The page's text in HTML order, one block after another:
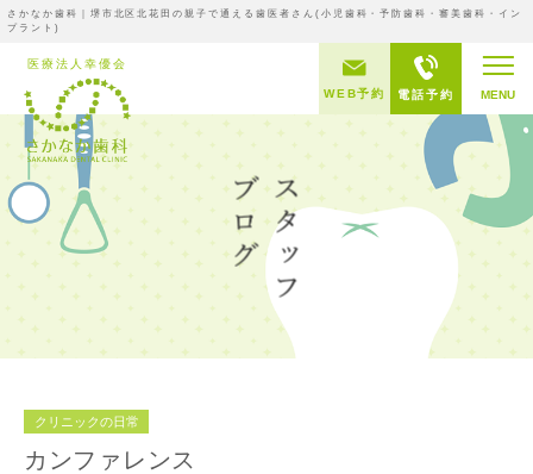
さかなか歯科｜堺市北区北花田の親子で通える歯医者さん(小児歯科・予防歯科・審美歯科・イン
プラント)
MENU
電話予約
WEB予約
クリニックの日常
カンファレンス